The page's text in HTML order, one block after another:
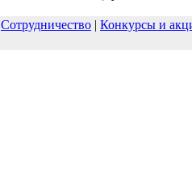
Сотрудничество | Конкурсы и